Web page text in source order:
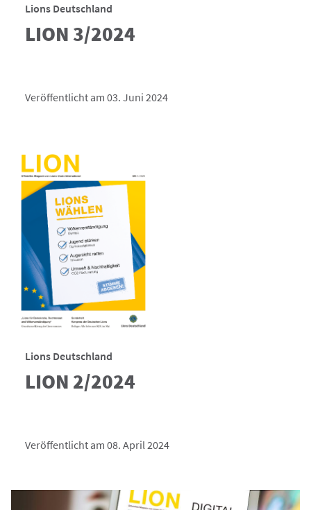
Lions Deutschland
LION 3/2024
Veröffentlicht am 03. Juni 2024
Lions Deutschland
LION 2/2024
Veröffentlicht am 08. April 2024